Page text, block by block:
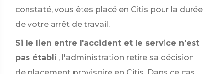
constaté, vous êtes placé en Citis pour la durée
de votre arrêt de travail.
Si le lien entre l'accident et le service n'est
pas établi , l'administration retire sa décision